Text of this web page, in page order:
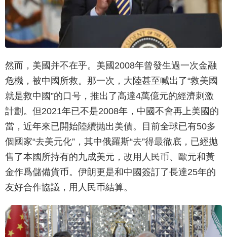
然而，美國并不在乎。美國2008年曾發生過一次金融
危機，被中國所救。那一次，大陸甚至喊出了“救美國
就是救中國”的口号，推出了高達4萬億元的經濟刺激
計劃。但2021年已不是2008年，中國不會再上美國的
當，近年來已開始陸續抛出美債。目前全球已有50多
個國家“去美元化”，其中俄羅斯“去”得最徹底，已經抛
售了本國所持有的九成美元，改用人民币、歐元和黃
金作爲儲備貨币。伊朗更是和中國簽訂了長達25年的
友好合作協議，用人民币結算。